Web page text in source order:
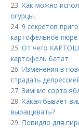
23. Как можно
огурцы.
24.9 секретов
картофельное пюре
25.От чего
картофель батат
26. Изменения в
страдать
27.Зимние сорта
28. Какая бывает
выращивать?
29. Повидло для